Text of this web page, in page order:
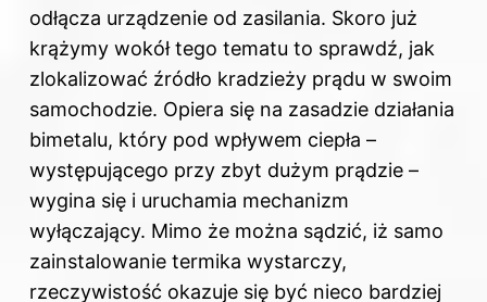
odłącza urządzenie od zasilania. Skoro już
krążymy wokół tego tematu to sprawdź, jak
zlokalizować źródło kradzieży prądu w swoim
samochodzie. Opiera się na zasadzie działania
bimetalu, który pod wpływem ciepła –
występującego przy zbyt dużym prądzie –
wygina się i uruchamia mechanizm
wyłączający. Mimo że można sądzić, iż samo
zainstalowanie termika wystarczy,
rzeczywistość okazuje się być nieco bardziej